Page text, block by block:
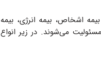
اشخاص، بیمه انرژی، بیمه
می‌شوند. در زیر انواع